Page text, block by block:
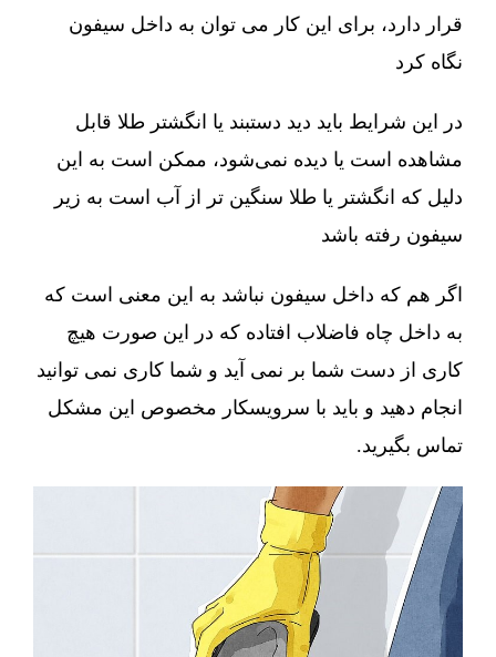
قرار دارد، برای این کار می توان به داخل سیفون
نگاه کرد
در این شرایط باید دید دستبند یا انگشتر طلا قابل
مشاهده است یا دیده نمی‌شود، ممکن است به این
دلیل که انگشتر یا طلا سنگین تر از آب است به زیر
سیفون رفته باشد
اگر هم که داخل سیفون نباشد به این معنی است که
به داخل چاه فاضلاب افتاده که در این صورت هیچ
کاری از دست شما بر نمی آید و شما کاری نمی توانید
انجام دهید و باید با سرویسکار مخصوص این مشکل
تماس بگیرید.